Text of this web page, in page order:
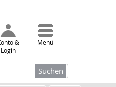
&
Login
Menü